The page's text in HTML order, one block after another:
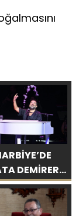
DEMİRER
VE
BİNLERCE